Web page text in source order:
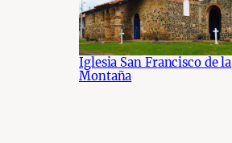
Iglesia San Francisco de la
Montaña